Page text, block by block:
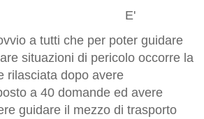
E'
a tutti che per poter guidare
situazioni di pericolo occorre la
rilasciata dopo avere
a 40 domande ed avere
guidare il mezzo di trasporto